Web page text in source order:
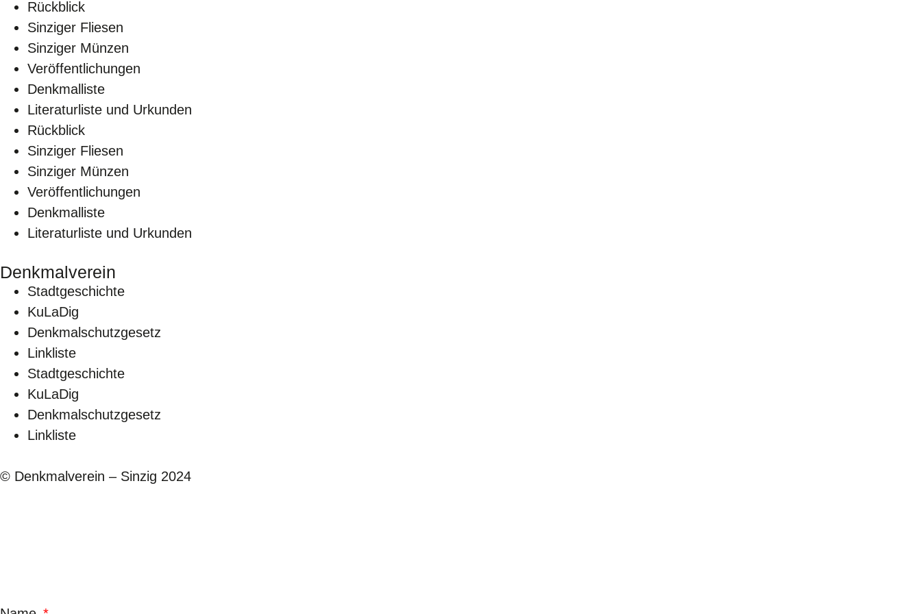
Rückblick
Sinziger Fliesen
Sinziger Münzen
Veröffentlichungen
Denkmalliste
Literaturliste und Urkunden
Rückblick
Sinziger Fliesen
Sinziger Münzen
Veröffentlichungen
Denkmalliste
Literaturliste und Urkunden
Denkmalverein
Stadtgeschichte
KuLaDig
Denkmalschutzgesetz
Linkliste
Stadtgeschichte
KuLaDig
Denkmalschutzgesetz
Linkliste
© Denkmalverein – Sinzig 2024